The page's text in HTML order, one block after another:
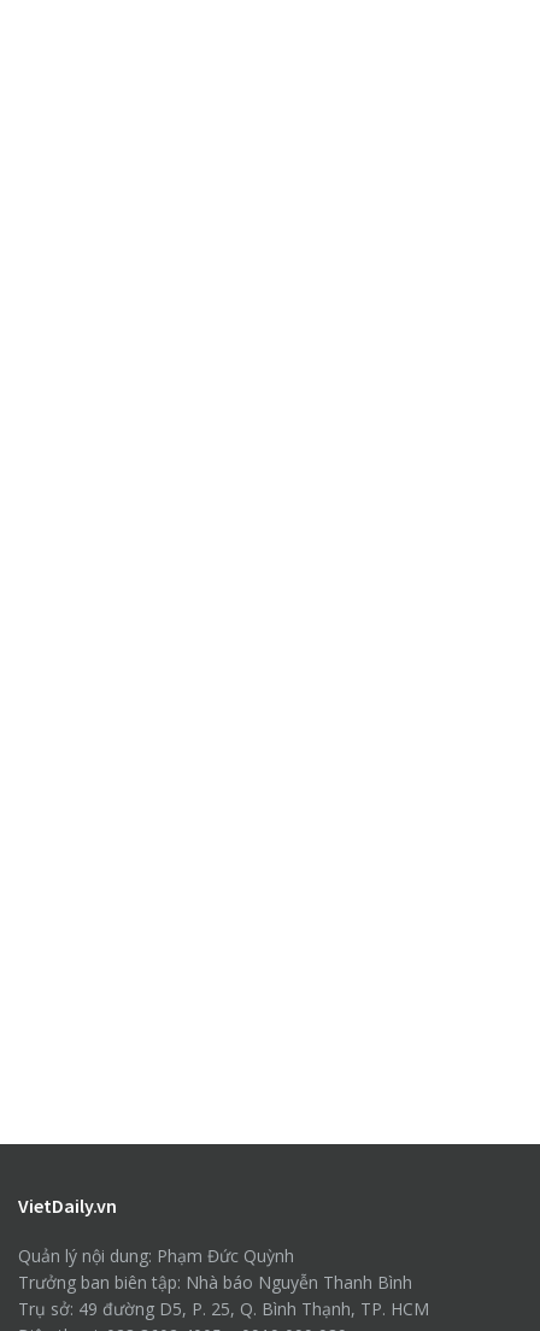
VietDaily.vn
Quản lý nội dung: Phạm Đức Quỳnh
Trưởng ban biên tập: Nhà báo Nguyễn Thanh Bình
Trụ sở: 49 đường D5, P. 25, Q. Bình Thạnh, TP. HCM